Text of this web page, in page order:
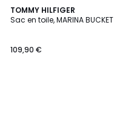
TOMMY HILFIGER
Sac en toile, MARINA BUCKET
109,90 €